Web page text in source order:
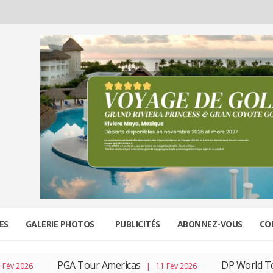
GALERIE PHOTOS PUBLICITÉS ABONNEZ-VOUS
PGA Tour Americas| 11 Fév 2026 DP World Tour|